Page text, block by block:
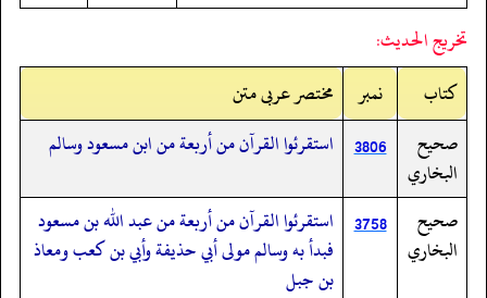
تخريج الحديث:
کتاب
نمبر
مختصر عربی متن
صحيح
البخاري
3806 استقرئوا القرآن من أربعة من ابن مسعود وسالم
صحيح
البخاري
3758
استقرئوا القرآن من أربعة من عبد الله بن مسعود
فبدأ به وسالم مولى أبي حذيفة وأبي بن كعب ومعاذ
بن جبل